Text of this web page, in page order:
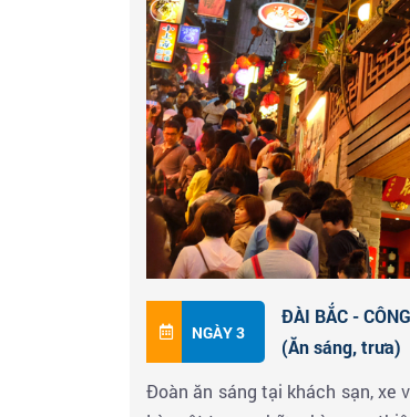
lớp kiến trúc chia theo độ cao.
sống. Mỗi khi mua hàng chuyển
Phần đã trở thành tên gọi của
Chiều đoàn về trung tâm
đêm tại khách sạn hoặc cùng
NGÀY 3
ĐÀI BẮC -
(Ăn sáng, trưa)
Đoàn ăn sáng tại khách sạn, xe